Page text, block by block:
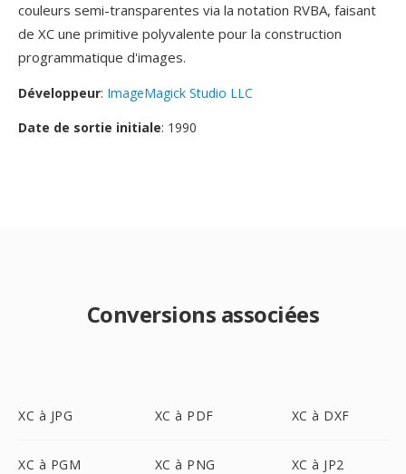
couleurs semi-transparentes via la notation RVBA, faisant
de XC une primitive polyvalente pour la construction
programmatique d'images.
Développeur: ImageMagick Studio LLC
Date de sortie initiale: 1990
Conversions associées
XC à JPG XC à PDF XC à DXF
XC à PGM XC à PNG XC à JP2